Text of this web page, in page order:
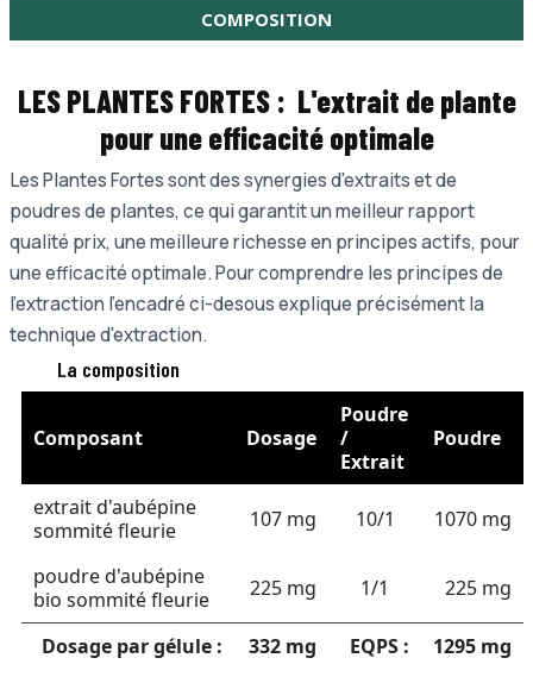
COMPOSITION
LES PLANTES FORTES : L'extrait de plante
pour une efficacité optimale
Les Plantes Fortes sont des synergies d'extraits et de
poudres de plantes, ce qui garantit un meilleur rapport
qualité prix, une meilleure richesse en principes actifs, pour
une efficacité optimale. Pour comprendre les principes de
l'extraction l'encadré ci-desous explique précisément la
technique d'extraction.
La composition
Composant Dosage
Poudre
/
Extrait
Poudre
extrait d'aubépine
sommité fleurie
107 mg 10/1 1070 mg
poudre d'aubépine
bio sommité fleurie
225 mg 1/1 225 mg
Dosage par gélule : 332 mg EQPS : 1295 mg